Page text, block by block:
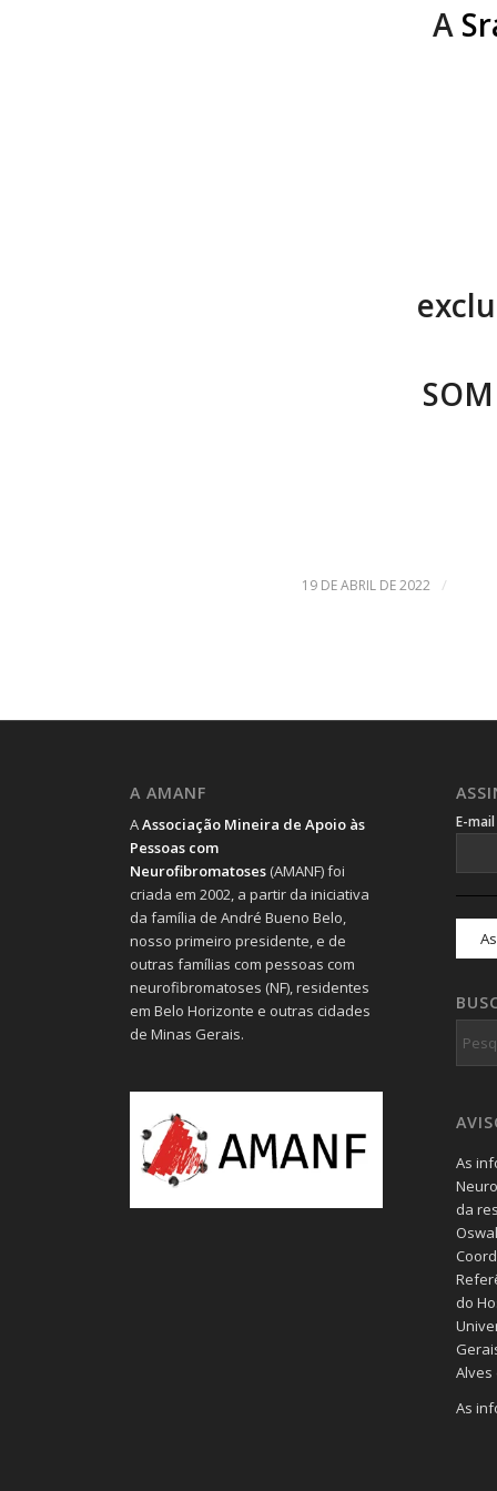
A
19 DE ABRIL DE 2022 /
A AMANF
AAssociação Mineira de Apoio às
Pessoas com
Neurofibromatoses (AMANF) foi
criada em 2002, a partir da iniciativa
da família de André Bueno Belo,
nosso primeiro presidente, e de
outras famílias com pessoas com
neurofibromatoses (NF), residentes
em Belo Horizonte e outras cidades
de Minas Gerais.
E-
As
da
do
Alves
As